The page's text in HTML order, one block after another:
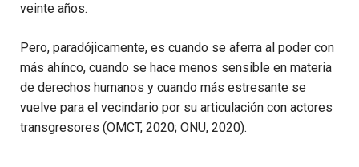
veinte años.
Pero, paradójicamente, es cuando se aferra al poder con
más ahínco, cuando se hace menos sensible en materia
de derechos humanos y cuando más estresante se
vuelve para el vecindario por su articulación con actores
transgresores (OMCT, 2020; ONU, 2020).